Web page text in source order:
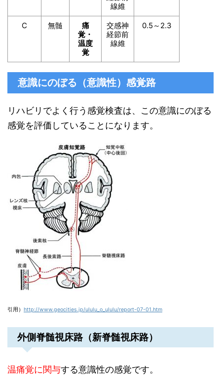
線維
C 無髄
痛
覚・
温度
覚
交感神
経節前
線維
0.5～2.3
意識にのぼる（意識性）感覚路
リハビリでよく行う感覚検査は、この意識にのぼる
感覚を評価していることになります。
引用） http://www.geocities.jp/ululu_o_ululu/report-07-01.htm
外側脊髄視床路（新脊髄視床路）
温痛覚に関与する意識性の感覚です。